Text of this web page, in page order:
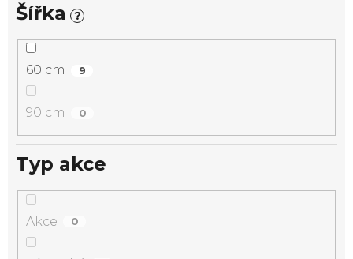
Šířka ?
60 cm 9
90 cm 0
Typ akce
Akce 0